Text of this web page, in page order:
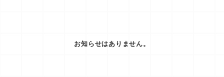
お知らせはありません。